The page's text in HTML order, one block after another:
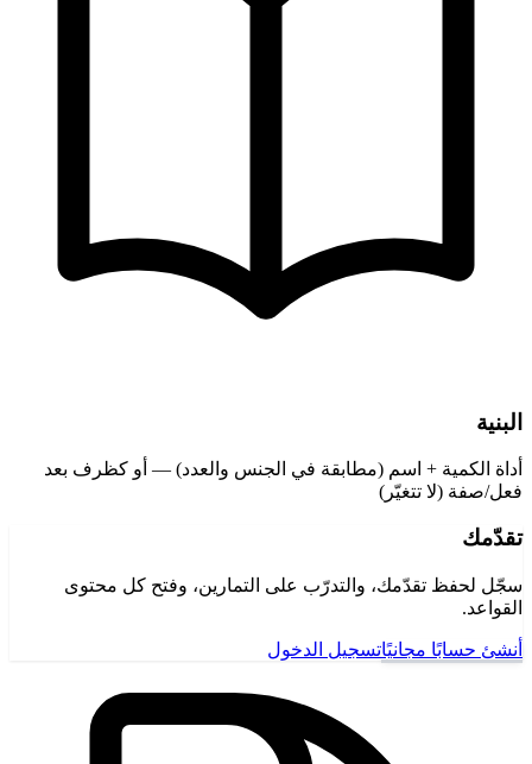
البنية
أداة الكمية + اسم (مطابقة في الجنس والعدد) — أو كظرف بعد
فعل/صفة (لا تتغيّر)
تقدّمك
سجّل لحفظ تقدّمك، والتدرّب على التمارين، وفتح كل محتوى
القواعد.
أنشئ حسابًا مجانيًاتسجيل الدخول